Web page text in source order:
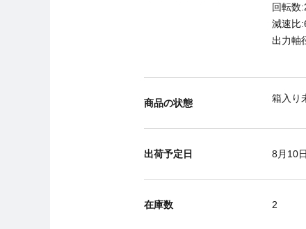
回転数
減速比
出力軸
商品の状態 箱入り
出荷予定日 8月10日
在庫数 2